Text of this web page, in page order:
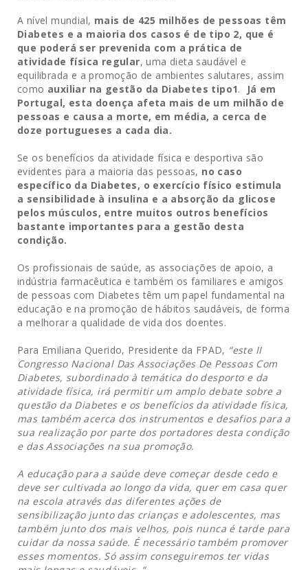
A nível mundial, mais de 425 milhões de pessoas têm
Diabetes e a maioria dos casos é de tipo 2, que é
que poderá ser prevenida com a prática de
atividade física regular, uma dieta saudável e
equilibrada e a promoção de ambientes salutares, assim
como auxiliar na gestão da Diabetes tipo1.
Já em
Portugal, esta doença afeta mais de um milhão de
pessoas e causa a morte, em média, a cerca de
doze portugueses a cada dia.
Se os benefícios da atividade física e desportiva são
evidentes para a maioria das pessoas, no caso
específico da Diabetes, o exercício físico estimula
a sensibilidade à insulina e a absorção da glicose
pelos músculos, entre muitos outros benefícios
bastante importantes para a gestão desta
condição.
Os profissionais de saúde, as associações de apoio, a
indústria farmacêutica e também os familiares e amigos
de pessoas com Diabetes têm um papel fundamental na
educação e na promoção de hábitos saudáveis, de forma
a melhorar a qualidade de vida dos doentes.
Para Emiliana Querido, Presidente da FPAD, “este II
Congresso Nacional Das Associações De Pessoas Com
Diabetes, subordinado à temática do desporto e da
atividade física, irá permitir um amplo debate sobre a
questão da Diabetes e os benefícios da atividade física,
mas também acerca dos instrumentos e desafios para a
sua realização por parte dos portadores desta condição
e das Associações na sua promoção.
A educação para a saúde deve começar desde cedo e
deve ser cultivada ao longo da vida, quer em casa quer
na escola através das diferentes ações de
sensibilização junto das crianças e adolescentes, mas
também junto dos mais velhos, pois nunca é tarde para
cuidar da nossa saúde. É necessário também promover
esses momentos. Só assim conseguiremos ter vidas